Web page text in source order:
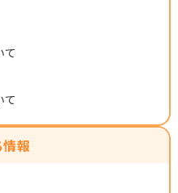
て
て
報